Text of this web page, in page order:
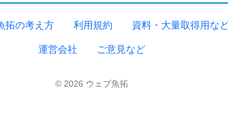
拓の考え方 利用規約 資料・大量取得用な
運営会社 ご意見など
© 2026 ウェブ魚拓